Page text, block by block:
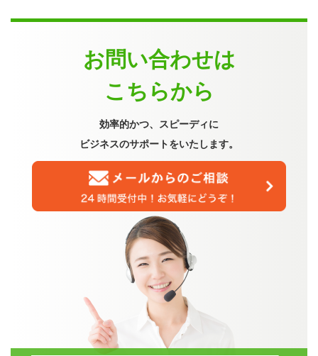
お問い合わせは
こちらから
効率的かつ、スピーディに
ビジネスのサポートをいたします。